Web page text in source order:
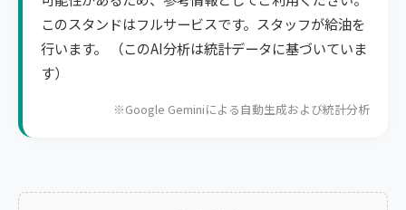
このスタンドはフルサービスです。スタッフが給油を
行います。 （このAI分析は統計データに基づいていま
す）
※Google Geminiによる自動生成および統計分析